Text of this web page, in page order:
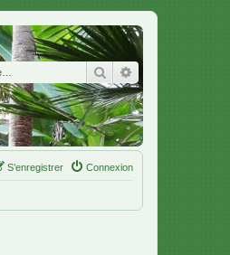
Rechercher
Connexion
S’enregistrer